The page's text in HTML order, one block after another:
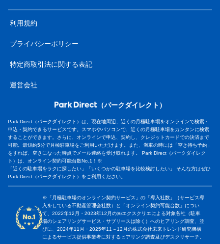
利用規約
プライバシーポリシー
特定商取引法に関する表記
運営会社
（パークダイレクト）
Park Direct（パークダイレクト）は、現在地周辺、近くの月極駐車場をオンラインで検索・
申込・契約できるサービスです。スマホやパソコンで、近くの月極駐車場をカンタンに検索
することができます。さらに、オンラインで申込、契約し、クレジットカードでの決済まで
可能。最短約5分で月極駐車場をご利用いただけます。また、満車の時には「空き待ち予約」
をすれば、空きになった時点でメール連絡を受け取れます。 Park Direct（パークダイレク
ト）は、オンライン契約可能台数No.1！※
「近くの駐車場をラクに探したい」「いくつかの駐車場を比較検討したい」 そんな方はぜひ
Park Direct（パークダイレクト）をご利用ください。
※「月極駐車場のオンライン契約サービス」の「導入社数」（サービス導
入をしている不動産管理会社数）と「オンライン契約可能台数」につい
て、2022年12月・2023年12月の㈱エクスクリエによる対象各社（駐車
場のシェアリングサービス・サブリースは除く）へのヒアリング調査、並
びに、2024年11月・2025年11～12月の株式会社未来トレンド研究機構
によるサービス提供事業者に対するヒアリング調査及びデスクリサーチ。